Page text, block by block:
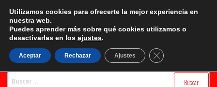
Saltar
contenido
CATEGORÍAS
Categorías
BUSCADOR
Utilizamos cookies para ofrecerte la mejor experiencia en
nuestra web.
Puedes aprender más sobre qué cookies utilizamos o
desactivarlas en los ajustes.
Aceptar Rechazar Ajustes Cerrar el banner